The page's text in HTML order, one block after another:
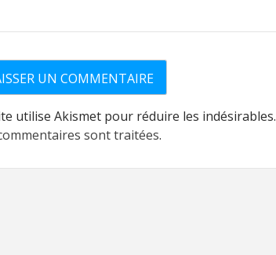
utilise Akismet pour réduire les indésirables.
sont traitées.